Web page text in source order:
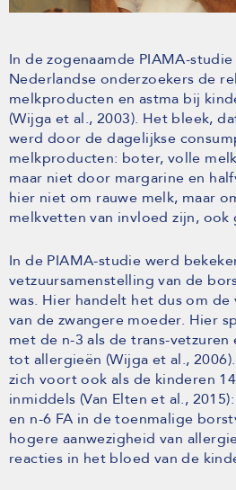
In de zogenaamde PIAMA-
Nederlandse onderzoekers de
melkproducten en astma bij
(Wijga et al., 2003). Het bleek,
werd door de dagelijkse
melkproducten: boter, volle
maar niet door margarine en
hier niet om rauwe melk, maar
melkvetten van invloed zijn, ook
In de PIAMA-studie werd
vetzuursamenstelling van de
was. Hier handelt het dus om
van de zwangere moeder. Hier
met de n-3 als de trans-
tot allergieën (Wijga et al.,
zich voort ook als de kinderen
inmiddels (Van Elten et al.,
en n-6 FA in de toenmalige
hogere aanwezigheid van
reacties in het bloed van de